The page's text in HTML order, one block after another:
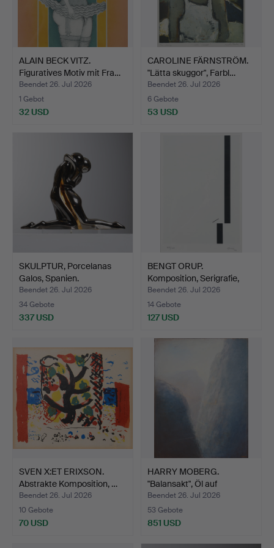
ALAIN BECK VITZ.
Figuratives Motiv mit Fra…
Beendet 26. Jul 2026
1 Gebot
32 USD
CAROLINE FÄRNSTRÖM.
"Lätta skuggor", Farbl…
Beendet 26. Jul 2026
6 Gebote
53 USD
SKULPTUR, Porcelanas
Galos, Spanien.
Beendet 26. Jul 2026
34 Gebote
337 USD
BENGT ORUP.
Komposition, Serigrafie,
signi…
Beendet 26. Jul 2026
14 Gebote
127 USD
SVEN X:ET ERIXSON.
Abstrakte Komposition, …
Beendet 26. Jul 2026
10 Gebote
70 USD
HARRY MOBERG.
"Balansakt", Öl auf
Leinwand…
Beendet 26. Jul 2026
53 Gebote
851 USD